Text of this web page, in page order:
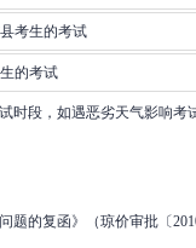
考生的考试
的考试
时段，如遇恶劣天气影响考
的复函》（琼价审批〔